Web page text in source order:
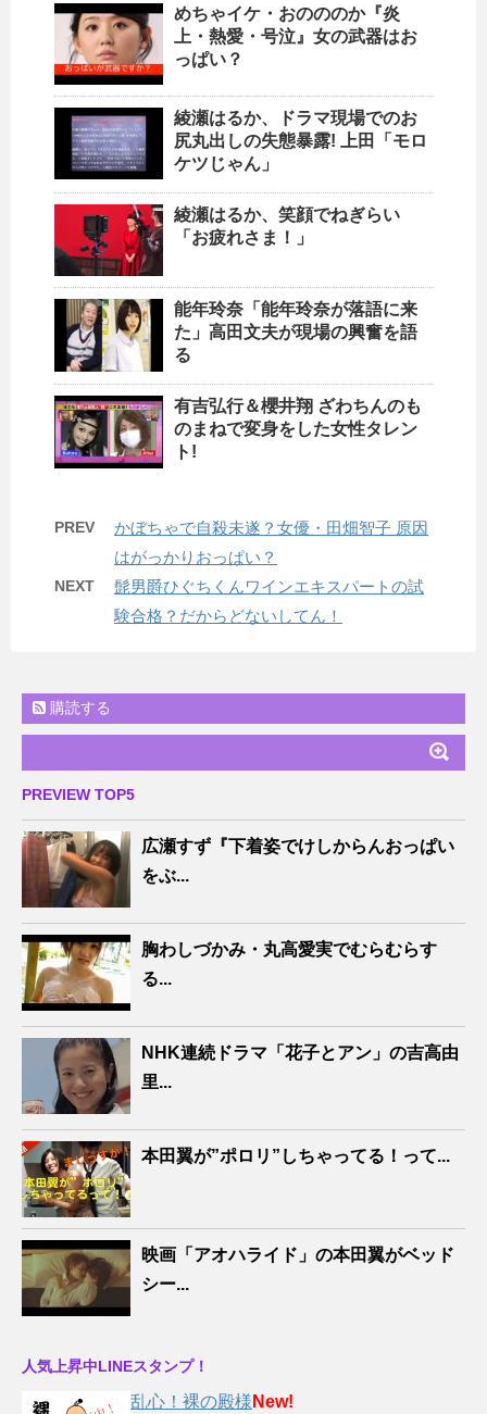
めちゃイケ・おのののか『炎
上・熱愛・号泣』女の武器はお
っぱい？
綾瀬はるか、ドラマ現場でのお
尻丸出しの失態暴露! 上田「モロ
ケツじゃん」
綾瀬はるか、笑顔でねぎらい
「お疲れさま！」
能年玲奈「能年玲奈が落語に来
た」高田文夫が現場の興奮を語
る
有吉弘行＆櫻井翔 ざわちんのも
のまねで変身をした女性タレン
ト!
PREV
かぼちゃで自殺未遂？女優・田畑智子 原因
はがっかりおっぱい？
NEXT
髭男爵ひぐちくんワインエキスパートの試
験合格？だからどないしてん！
購読する
PREVIEW TOP5
広瀬すず『下着姿でけしからんおっぱい
をぶ...
胸わしづかみ・丸高愛実でむらむらす
る...
NHK連続ドラマ「花子とアン」の吉高由
里...
本田翼が”ポロリ”しちゃってる！って...
映画「アオハライド」の本田翼がベッド
シー...
人気上昇中LINEスタンプ！
乱心！裸の殿様 New!